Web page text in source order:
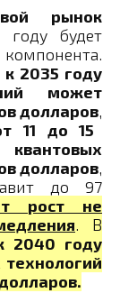
рынок
будет
к 2035 году
может
долларов,
11 до 15
долларов,
до 97
рост не
. В
2040 году